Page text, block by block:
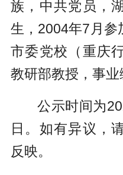
族，中共党员，
生，2004年7月参
市委党校（重庆
教研部教授，事业
公示时间为
日。如有异议，
反映。